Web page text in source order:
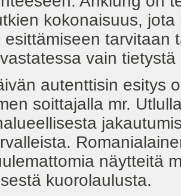
kokonaisuus,
esittämiseen tarvitaan
vain
autenttisin esitys
soittajalla mr.
näytteitä
kuorolaulusta.